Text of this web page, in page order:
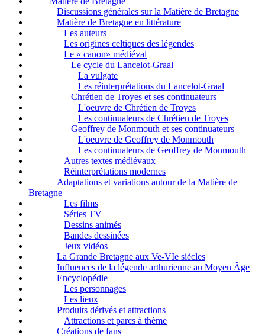
Discussions générales sur la Matière de Bretagne
Matière de Bretagne en littérature
Les auteurs
Les origines celtiques des légendes
Le « canon» médiéval
Le cycle du Lancelot-Graal
La vulgate
Les réinterprétations du Lancelot-Graal
Chrétien de Troyes et ses continuateurs
L'oeuvre de Chrétien de Troyes
Les continuateurs de Chrétien de Troyes
Geoffrey de Monmouth et ses continuateurs
L'oeuvre de Geoffrey de Monmouth
Les continuateurs de Geoffrey de Monmouth
Autres textes médiévaux
Réinterprétations modernes
Adaptations et variations autour de la Matière de
Bretagne
Les films
Séries TV
Dessins animés
Bandes dessinées
Jeux vidéos
La Grande Bretagne aux Ve-VIe siècles
Influences de la légende arthurienne au Moyen Âge
Encyclopédie
Les personnages
Les lieux
Produits dérivés et attractions
Attractions et parcs à thème
Créations de fans